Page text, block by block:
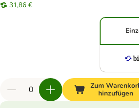
31,86 €
Zum
hinzufügen